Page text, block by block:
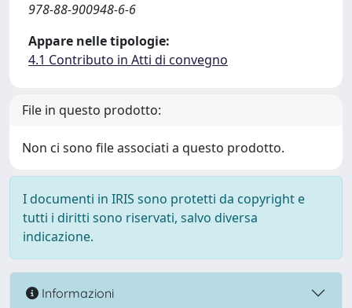
978-88-900948-6-6
Appare nelle tipologie:
4.1 Contributo in Atti di convegno
File in questo prodotto:
Non ci sono file associati a questo prodotto.
I documenti in IRIS sono protetti da copyright e
tutti i diritti sono riservati, salvo diversa
indicazione.
Informazioni